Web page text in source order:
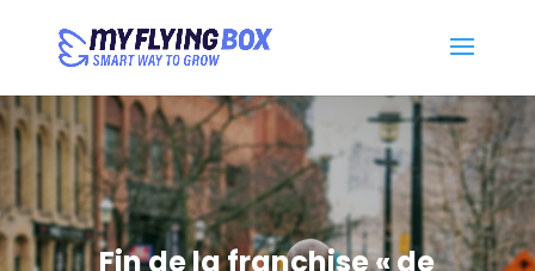
Fin de la franchise « de